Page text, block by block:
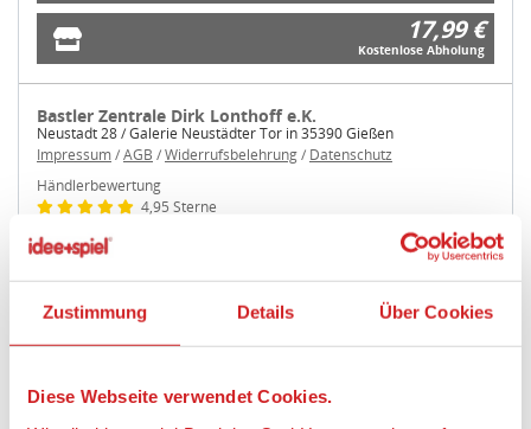
Zustimmung Details Über Cookies
Diese Webseite verwendet Cookies.
17,99 €
Kostenlose Abholung
Bastler Zentrale Dirk Lonthoff e.K.
Neustadt 28 / Galerie Neustädter Tor in 35390 Gießen
Impressum/AGB /Widerrufsbelehrung/ Datenschutz
Händlerbewertung
4,95 Sterne
17,99 €
zzgl. 6,99 € Versand
17,99 €
weitere Angebote anzeigen